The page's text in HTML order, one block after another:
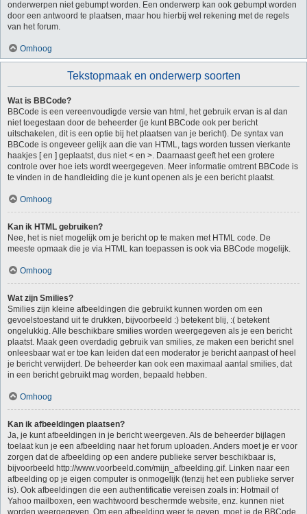
onderwerpen niet gebumpt worden. Een onderwerp kan ook gebumpt worden
door een antwoord te plaatsen, maar hou hierbij wel rekening met de regels
van het forum.
Omhoog
Tekstopmaak en onderwerp soorten
Wat is BBCode?
BBCode is een vereenvoudigde versie van html, het gebruik ervan is al dan
niet toegestaan door de beheerder (je kunt BBCode ook per bericht
uitschakelen, dit is een optie bij het plaatsen van je bericht). De syntax van
BBCode is ongeveer gelijk aan die van HTML, tags worden tussen vierkante
haakjes [ en ] geplaatst, dus niet < en >. Daarnaast geeft het een grotere
controle over hoe iets wordt weergegeven. Meer informatie omtrent BBCode is
te vinden in de handleiding die je kunt openen als je een bericht plaatst.
Omhoog
Kan ik HTML gebruiken?
Nee, het is niet mogelijk om je bericht op te maken met HTML code. De
meeste opmaak die je via HTML kan toepassen is ook via BBCode mogelijk.
Omhoog
Wat zijn Smilies?
Smilies zijn kleine afbeeldingen die gebruikt kunnen worden om een
gevoelstoestand uit te drukken, bijvoorbeeld :) betekent blij, :( betekent
ongelukkig. Alle beschikbare smilies worden weergegeven als je een bericht
plaatst. Maak geen overdadig gebruik van smilies, ze maken een bericht snel
onleesbaar wat er toe kan leiden dat een moderator je bericht aanpast of heel
je bericht verwijdert. De beheerder kan ook een maximaal aantal smilies, dat
in een bericht gebruikt mag worden, bepaald hebben.
Omhoog
Kan ik afbeeldingen plaatsen?
Ja, je kunt afbeeldingen in je bericht weergeven. Als de beheerder bijlagen
toelaat kun je een afbeelding naar het forum uploaden. Anders moet je er voor
zorgen dat de afbeelding op een andere publieke server beschikbaar is,
bijvoorbeeld http://www.voorbeeld.com/mijn_afbeelding.gif. Linken naar een
afbeelding op je eigen computer is onmogelijk (tenzij het een publieke server
is). Ook afbeeldingen die een authentificatie vereisen zoals in: Hotmail of
Yahoo mailboxen, een wachtwoord beschermde website, enz. kunnen niet
worden weergegeven. Om een afbeelding weer te geven, moet je de BBCode